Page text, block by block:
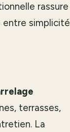
rassure
entre simplicité
terrasses,
La